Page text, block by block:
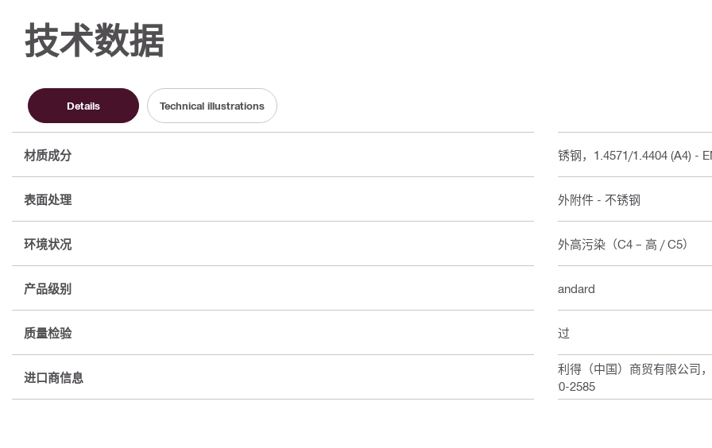
技术数据
Details Technical illustrations
材质成分 不锈钢，1.4571/1.4404 (A4) -
表面处理 室外附件 - 不锈钢
环境状况 室外高污染（C4 – 高 / C5）
产品级别 Standard
质量检验 通过
进口商信息
喜利得（中国）商贸有限公司
820-2585